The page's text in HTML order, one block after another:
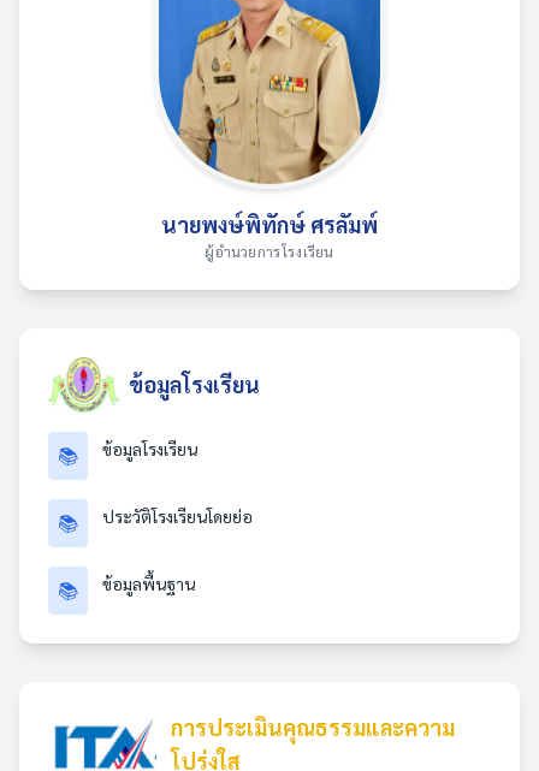
นายพงษ์พิทักษ์ ศรลัมพ์
ผู้อำนวยการโรงเรียน
ข้อมูลโรงเรียน
📚 ข้อมูลโรงเรียน
📚 ประวัติโรงเรียนโดยย่อ
📚 ข้อมูลพื้นฐาน
การประเมินคุณธรรมและความ
โปร่งใส